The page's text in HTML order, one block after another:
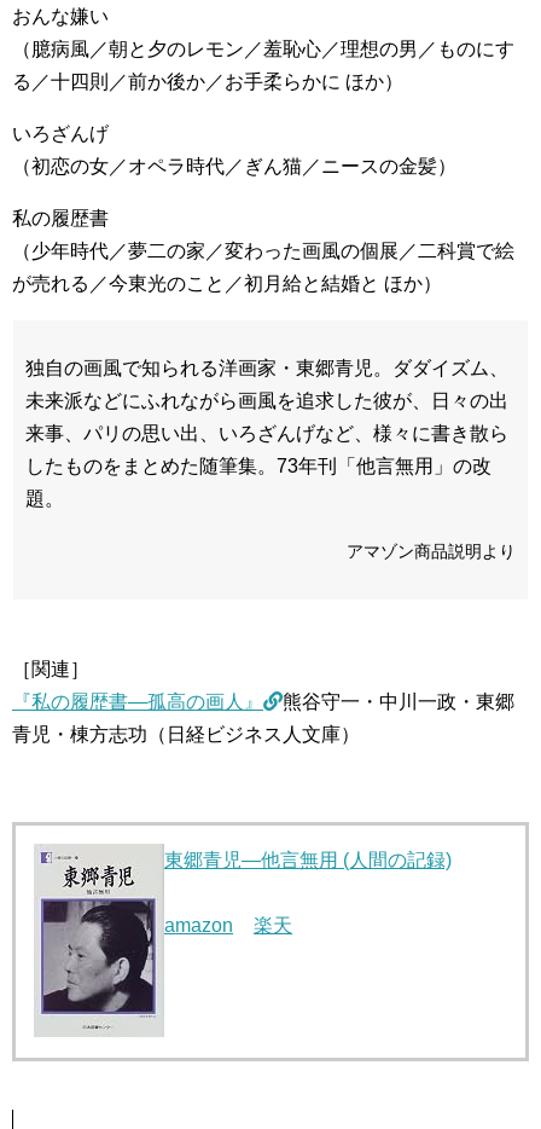
おんな嫌い
（臆病風／朝と夕のレモン／羞恥心／理想の男／ものにす
る／十四則／前か後か／お手柔らかに ほか）
いろざんげ
（初恋の女／オペラ時代／ぎん猫／ニースの金髪）
私の履歴書
（少年時代／夢二の家／変わった画風の個展／二科賞で絵
が売れる／今東光のこと／初月給と結婚と ほか）
独自の画風で知られる洋画家・東郷青児。ダダイズム、
未来派などにふれながら画風を追求した彼が、日々の出
来事、パリの思い出、いろざんげなど、様々に書き散ら
したものをまとめた随筆集。73年刊「他言無用」の改
題。
アマゾン商品説明より
［関連］
『私の履歴書―孤高の画人』
熊谷守一・中川一政・東郷
青児・棟方志功（日経ビジネス人文庫）
東郷青児―他言無用 (人間の記録)
amazon 楽天